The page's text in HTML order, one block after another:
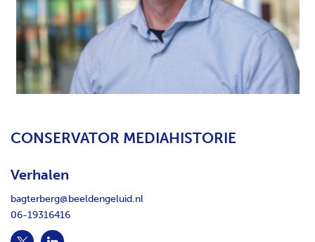
H
T
CONSERVATOR MEDIAHISTORIE
Verhalen
bagterberg@beeldengeluid.nl
06-19316416